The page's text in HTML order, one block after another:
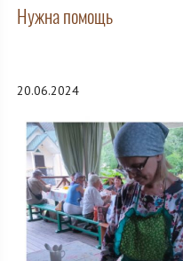
Нужна помощь
20.06.2024